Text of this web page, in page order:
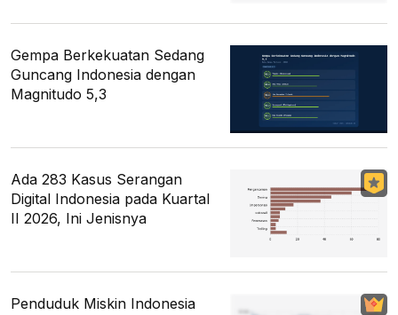
Gempa Berkekuatan Sedang
Guncang Indonesia dengan
Magnitudo 5,3
Ada 283 Kasus Serangan
Digital Indonesia pada Kuartal
II 2026, Ini Jenisnya
Penduduk Miskin Indonesia